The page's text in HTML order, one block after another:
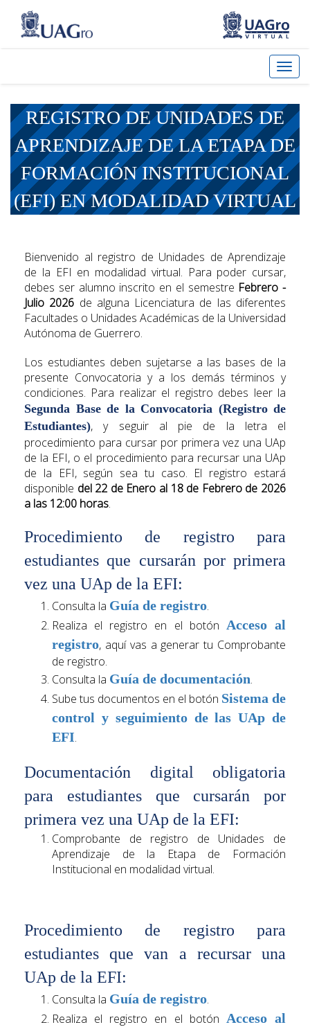
REGISTRO DE UNIDADES DE
APRENDIZAJE DE LA ETAPA DE
FORMACIÓN INSTITUCIONAL
(EFI) EN MODALIDAD VIRTUAL
Bienvenido al registro de Unidades de Aprendizaje
de la EFI en modalidad virtual. Para poder cursar,
debes ser alumno inscrito en el semestre Febrero -
Julio 2026 de alguna Licenciatura de las diferentes
Facultades o Unidades Académicas de la Universidad
Autónoma de Guerrero.
Los estudiantes deben sujetarse a las bases de la
presente Convocatoria y a los demás términos y
condiciones. Para realizar el registro debes leer la
Segunda Base de la Convocatoria (Registro de
Estudiantes), y seguir al pie de la letra el
procedimiento para cursar por primera vez una UAp
de la EFI, o el procedimiento para recursar una UAp
de la EFI, según sea tu caso. El registro estará
disponible del 22 de Enero al 18 de Febrero de 2026
a las 12:00 horas.
Procedimiento de registro para
estudiantes que cursarán por primera
vez una UAp de la EFI:
Consulta la Guía de registro.
Realiza el registro en el botón Acceso al
registro, aquí vas a generar tu Comprobante
de registro.
Consulta la Guía de documentación.
Sube tus documentos en el botón Sistema de
control y seguimiento de las UAp de
EFI.
Documentación digital obligatoria
para estudiantes que cursarán por
primera vez una UAp de la EFI:
Comprobante de registro de Unidades de
Aprendizaje de la Etapa de Formación
Institucional en modalidad virtual.
Procedimiento de registro para
estudiantes que van a recursar una
UAp de la EFI:
Consulta la Guía de registro.
Realiza el registro en el botón Acceso al